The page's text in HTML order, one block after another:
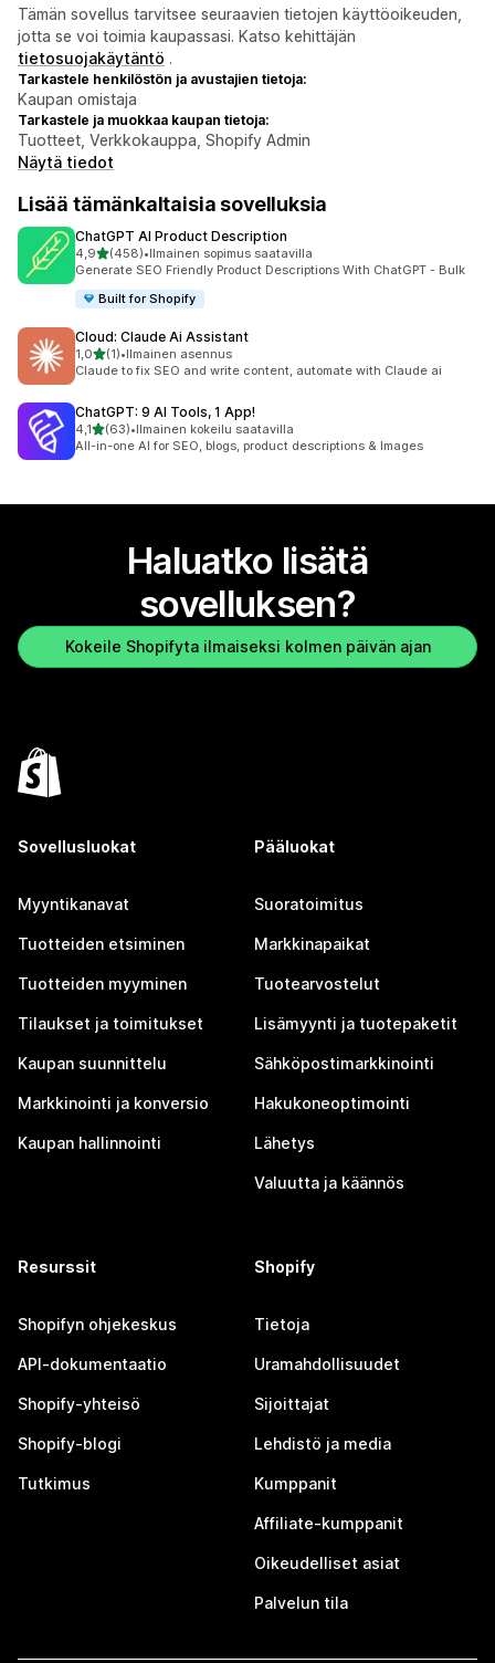
Tämän sovellus tarvitsee seuraavien tietojen käyttöoikeuden,
jotta se voi toimia kaupassasi. Katso kehittäjän
tietosuojakäytäntö .
Tarkastele henkilöstön ja avustajien tietoja:
Kaupan omistaja
Tarkastele ja muokkaa kaupan tietoja:
Tuotteet, Verkkokauppa, Shopify Admin
Näytä tiedot
Lisää tämänkaltaisia sovelluksia
ChatGPT AI Product Description
4,9/ 5 tähteä
(458)
458 arvostelua yhteensä
•Ilmainen sopimus saatavilla
Generate SEO Friendly Product Descriptions With ChatGPT - Bulk
Built for Shopify
Cloud: Claude Ai Assistant
1,0/ 5 tähteä
(1)
1 arvostelua yhteensä
•Ilmainen asennus
Claude to fix SEO and write content, automate with Claude ai
ChatGPT: 9 AI Tools, 1 App!
4,1/ 5 tähteä
(63)
63 arvostelua yhteensä
•Ilmainen kokeilu saatavilla
All-in-one AI for SEO, blogs, product descriptions & Images
Haluatko lisätä
sovelluksen?
Kokeile Shopifyta ilmaiseksi kolmen päivän ajan
Sovellusluokat
Myyntikanavat
Tuotteiden etsiminen
Tuotteiden myyminen
Tilaukset ja toimitukset
Kaupan suunnittelu
Markkinointi ja konversio
Kaupan hallinnointi
Pääluokat
Suoratoimitus
Markkinapaikat
Tuotearvostelut
Lisämyynti ja tuotepaketit
Sähköpostimarkkinointi
Hakukoneoptimointi
Lähetys
Valuutta ja käännös
Resurssit
Shopifyn ohjekeskus
API-dokumentaatio
Shopify-yhteisö
Shopify-blogi
Tutkimus
Shopify
Tietoja
Uramahdollisuudet
Sijoittajat
Lehdistö ja media
Kumppanit
Affiliate-kumppanit
Oikeudelliset asiat
Palvelun tila